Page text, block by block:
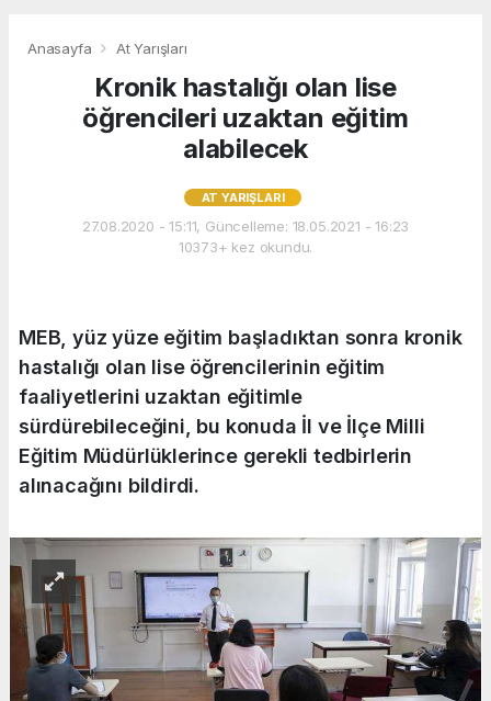
Anasayfa At Yarışları
Kronik hastalığı olan lise
öğrencileri uzaktan eğitim
alabilecek
AT YARIŞLARI
27.08.2020 - 15:11, Güncelleme: 18.05.2021 - 16:23
10373+ kez okundu.
MEB, yüz yüze eğitim başladıktan sonra kronik
hastalığı olan lise öğrencilerinin eğitim
faaliyetlerini uzaktan eğitimle
sürdürebileceğini, bu konuda İl ve İlçe Milli
Eğitim Müdürlüklerince gerekli tedbirlerin
alınacağını bildirdi.